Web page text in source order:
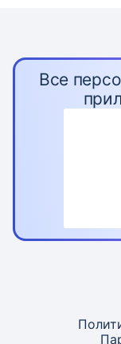
Все